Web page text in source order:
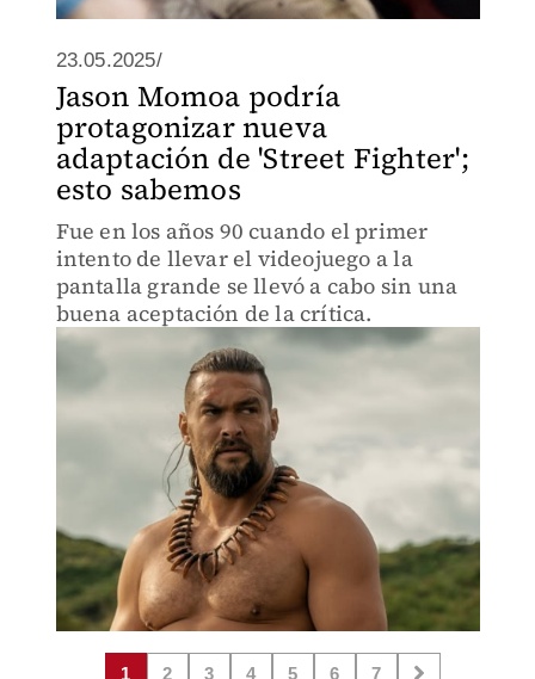
23.05.2025/
Jason Momoa podría
protagonizar nueva
adaptación de 'Street Fighter';
esto sabemos
Fue en los años 90 cuando el primer
intento de llevar el videojuego a la
pantalla grande se llevó a cabo sin una
buena aceptación de la crítica.
1 2 3 4 5 6 7